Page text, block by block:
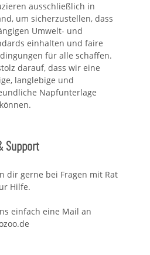
ausschließlich in
um sicherzustellen, dass
Umwelt- und
einhalten und faire
für alle schaffen.
darauf, dass wir eine
langlebige und
Napfunterlage
Support
dir gerne bei Fragen mit Rat
Hilfe.
einfach eine Mail an